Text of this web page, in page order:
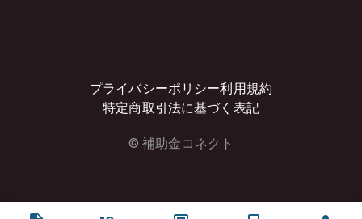
プライバシーポリシー利用規約
特定商取引法に基づく表記
© 補助金コネクト